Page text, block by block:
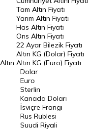
DÖVİZ
Döviz Kuru
Dolar Kuru
Euro Kuru
Pound Kuru
Frank Kuru
Riyal Kuru
Altın
Tam Altın Fiyatı
Yarım Altın Fiyatı
Has Altın Fiyatı
Ons Altın Fiyatı
22 Ayar Bilezik Fiyatı
Altın KG (Dolar) Fiyatı
Altın KG (Euro) Fiyatı
Dolar
Euro
Sterlin
Kanada Doları
İsviçre Frangı
Rus Rublesi
Suudi Riyali